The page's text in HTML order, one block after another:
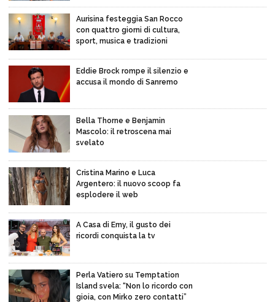
Aurisina festeggia San Rocco
con quattro giorni di cultura,
sport, musica e tradizioni
Eddie Brock rompe il silenzio e
accusa il mondo di Sanremo
Bella Thorne e Benjamin
Mascolo: il retroscena mai
svelato
Cristina Marino e Luca
Argentero: il nuovo scoop fa
esplodere il web
A Casa di Emy, il gusto dei
ricordi conquista la tv
Perla Vatiero su Temptation
Island svela: “Non lo ricordo con
gioia, con Mirko zero contatti”